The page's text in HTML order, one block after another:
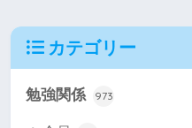
カテゴリー
勉強関係 973